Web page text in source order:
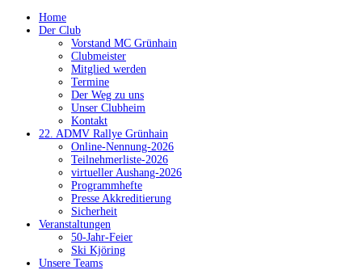
Home
Der Club
Vorstand MC Grünhain
Clubmeister
Mitglied werden
Termine
Der Weg zu uns
Unser Clubheim
Kontakt
22. ADMV Rallye Grünhain
Online-Nennung-2026
Teilnehmerliste-2026
virtueller Aushang-2026
Programmhefte
Presse Akkreditierung
Sicherheit
Veranstaltungen
50-Jahr-Feier
Ski Kjöring
Unsere Teams